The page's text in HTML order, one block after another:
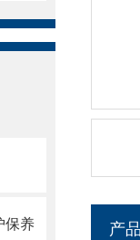
保养 产